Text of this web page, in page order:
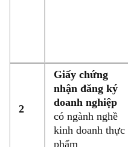
2
Giấy chứng
nhận đăng ký
doanh nghiệp
có ngành nghề
kinh doanh thực
phẩm